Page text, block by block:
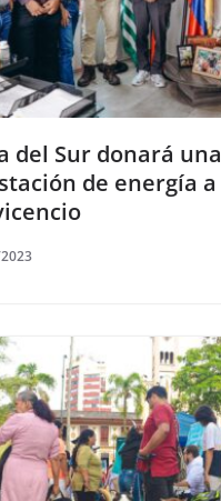
del Sur donará una
de energía a